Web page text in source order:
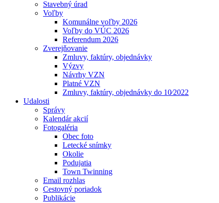
Stavebný úrad
Voľby
Komunálne voľby 2026
Voľby do VÚC 2026
Referendum 2026
Zverejňovanie
Zmluvy, faktúry, objednávky
Výzvy
Návrhy VZN
Platné VZN
Zmluvy, faktúry, objednávky do 10⁄2022
Udalosti
Správy
Kalendár akcií
Fotogaléria
Obec foto
Letecké snímky
Okolie
Podujatia
Town Twinning
Email rozhlas
Cestovný poriadok
Publikácie